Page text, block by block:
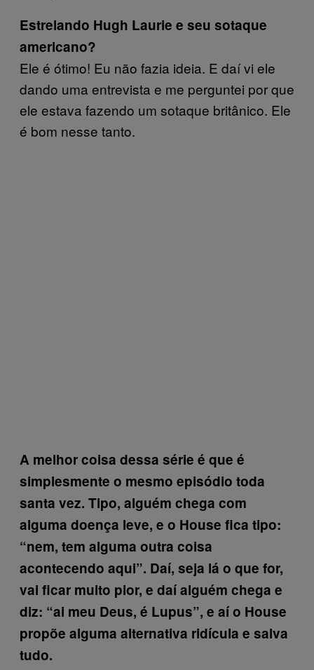
Estrelando Hugh Laurie e seu sotaque
americano?
Ele é ótimo! Eu não fazia ideia. E daí vi ele
dando uma entrevista e me perguntei por que
ele estava fazendo um sotaque britânico. Ele
é bom nesse tanto.
A melhor coisa dessa série é que é
simplesmente o mesmo episódio toda
santa vez. Tipo, alguém chega com
alguma doença leve, e o House fica tipo:
“nem, tem alguma outra coisa
acontecendo aqui”. Daí, seja lá o que for,
vai ficar muito pior, e daí alguém chega e
diz: “ai meu Deus, é Lupus”, e aí o House
propõe alguma alternativa ridícula e salva
tudo.